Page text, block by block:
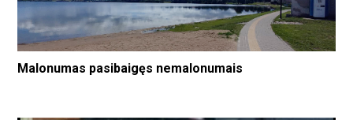
Malonumas pasibaigęs nemalonumais